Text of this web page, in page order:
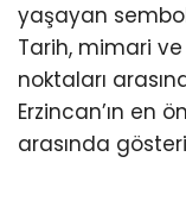
yaşayan
Tarih, mimari ve
noktaları
Erzincan’ın en
arasında